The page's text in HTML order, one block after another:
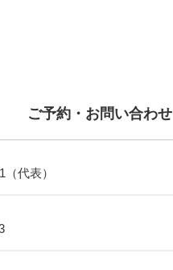
ご予約・お問い合わせ
代表）